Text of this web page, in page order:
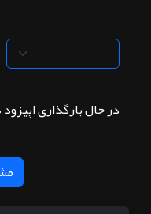
در حال بارگذاری